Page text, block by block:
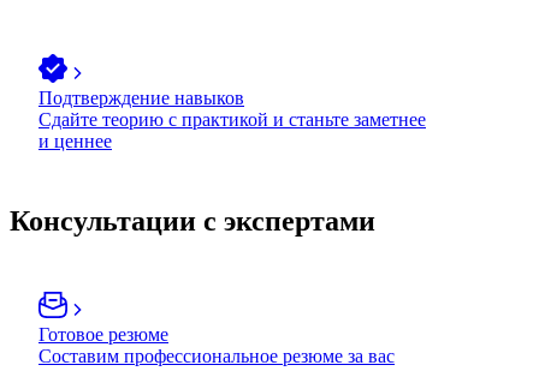
Подтверждение навыков
Сдайте теорию с практикой и станьте заметнее
и ценнее
Консультации с экспертами
Готовое резюме
Составим профессиональное резюме за вас